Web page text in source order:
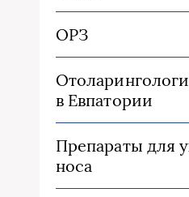
ОРЗ
в Евпатории
Препараты для
носа